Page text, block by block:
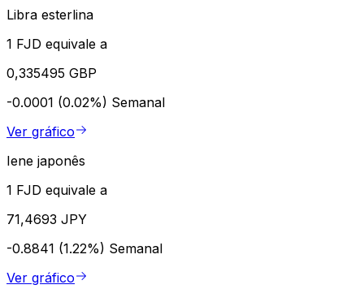
Libra esterlina
1 FJD equivale a
0,335495 GBP
-0.0001 (0.02%) Semanal
Ver gráfico
Iene japonês
1 FJD equivale a
71,4693 JPY
-0.8841 (1.22%) Semanal
Ver gráfico